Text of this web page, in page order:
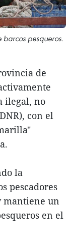
pesqueros.
de
ilegal, no
con el
la
pescadores
mantiene un
en el